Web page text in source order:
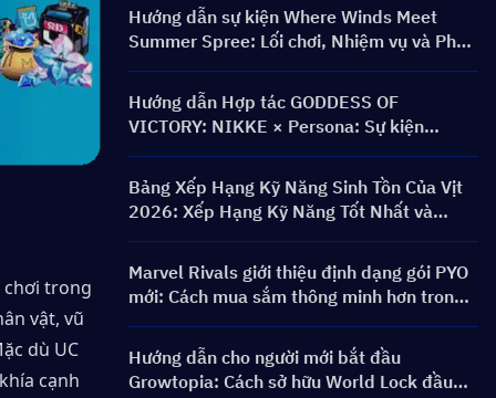
chơi trong
vật, vũ
dù UC
cạnh
Hướng dẫn sự kiện Where Winds Meet
Summer Spree: Lối chơi, Nhiệm vụ và Phần
thưởng
Hướng dẫn Hợp tác GODDESS OF
VICTORY: NIKKE × Persona: Sự kiện
PERSONA ON FRONTLINE, Nhân vật,
Banner & Phần thưởng
Bảng Xếp Hạng Kỹ Năng Sinh Tồn Của Vịt
2026: Xếp Hạng Kỹ Năng Tốt Nhất và
Hướng Dẫn Xây Dựng
Marvel Rivals giới thiệu định dạng gói PYO
mới: Cách mua sắm thông minh hơn trong
bản cập nhật cửa hàng Mùa 9.5
Hướng dẫn cho người mới bắt đầu
Growtopia: Cách sở hữu World Lock đầu